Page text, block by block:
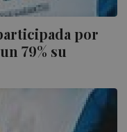
por
79% su